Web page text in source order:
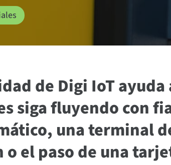
de Digi IoT
siga fluyendo con
una terminal
o el paso de una